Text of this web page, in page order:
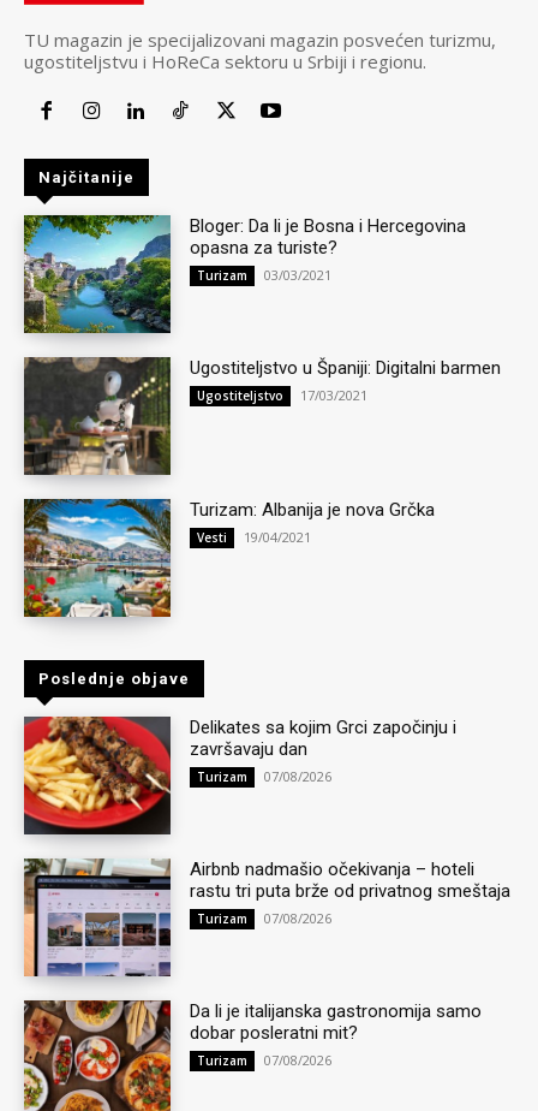
TU magazin je specijalizovani magazin posvećen turizmu,
ugostiteljstvu i HoReCa sektoru u Srbiji i regionu.
Najčitanije
Bloger: Da li je Bosna i Hercegovina
opasna za turiste?
Turizam 03/03/2021
Ugostiteljstvo u Španiji: Digitalni barmen
Ugostiteljstvo 17/03/2021
Turizam: Albanija je nova Grčka
Vesti 19/04/2021
Poslednje objave
Delikates sa kojim Grci započinju i
završavaju dan
Turizam 07/08/2026
Airbnb nadmašio očekivanja – hoteli
rastu tri puta brže od privatnog smeštaja
Turizam 07/08/2026
Da li je italijanska gastronomija samo
dobar posleratni mit?
Turizam 07/08/2026